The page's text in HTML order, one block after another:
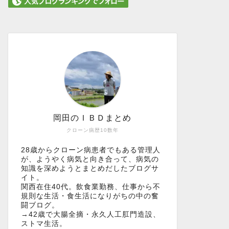
クローン病歴10数年
岡田のＩＢＤまとめ
28歳からクローン病患者でもある管理人
が、ようやく病気と向き合って、病気の
知識を深めようとまとめだしたブログサ
イト。
関西在住40代。飲食業勤務、仕事から不
規則な生活・食生活になりがちの中の奮
闘ブログ。
→42歳で大腸全摘・永久人工肛門造設、
ストマ生活。